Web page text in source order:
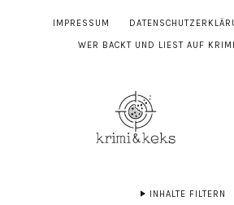
IMPRESSUM
WER BACKT UND LIEST AUF
INHALTE FILTERN